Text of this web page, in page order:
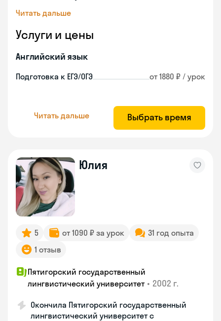
Читать дальше
Услуги и цены
Английский язык
Подготовка к ЕГЭ/ОГЭ от 1880 ₽ / урок
Читать дальше Выбрать время
Юлия
5 от 1090 ₽ за урок
31 год опыта
1 отзыв
Пятигорский государственный
лингвистический университет • 2002 г.
Окончила Пятигорский государственный
лингвистический университет с